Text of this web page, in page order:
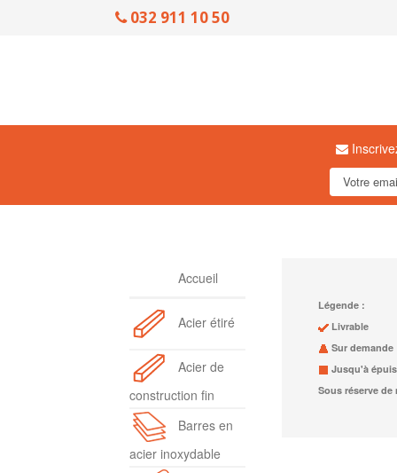
032 911 10 50
Accueil
Acier étiré
Acier de
construction fin
Barres en
acier inoxydable
Légende :
Livrable
Sur demande
Jusqu'à
Sous réserve